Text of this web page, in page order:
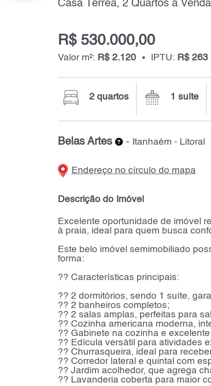
R$ 530.000,00
Valor m²: R$ 2.120 IPTU: R$ 263
2 quartos 1 suíte
Belas Artes - Itanhaém - Litoral
Endereço no círculo do mapa
Descrição do Imóvel
Excelente oportunidade de imóvel
à praia, ideal para quem busca
Este belo imóvel semimobiliado
forma:
?? Características principais:
?? 2 dormitórios, sendo 1 suíte,
?? 2 banheiros completos;
?? 2 salas amplas, perfeitas para
?? Cozinha americana moderna,
?? Gabinete na cozinha e
?? Edícula versátil para atividades
?? Churrasqueira, ideal para
?? Corredor lateral e quintal com
?? Jardim acolhedor, que agrega
?? Lavanderia coberta para maior